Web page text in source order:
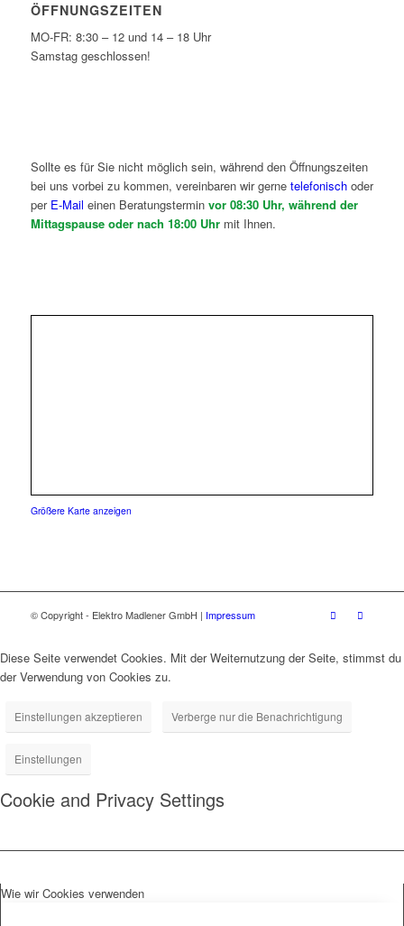
ÖFFNUNGSZEITEN
MO-FR: 8:30 – 12 und 14 – 18 Uhr
Samstag geschlossen!
Sollte es für Sie nicht möglich sein, während den Öffnungszeiten
bei uns vorbei zu kommen, vereinbaren wir gerne telefonischoder
per E-Mail einen Beratungstermin vor 08:30 Uhr, während der
Mittagspause oder nach 18:00 Uhrmit Ihnen.
Größere Karte anzeigen
© Copyright - Elektro Madlener GmbH | Impressum
Diese Seite verwendet Cookies. Mit der Weiternutzung der Seite, stimmst du
der Verwendung von Cookies zu.
Einstellungen akzeptieren Verberge nur die Benachrichtigung
Einstellungen
Cookie and Privacy Settings
Wie wir Cookies verwenden